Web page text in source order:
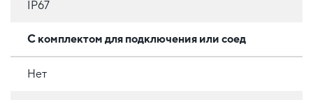
IP67
С комплектом для подключения или соед
Нет